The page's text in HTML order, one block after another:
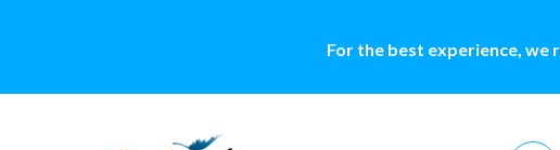
For the best experience, we